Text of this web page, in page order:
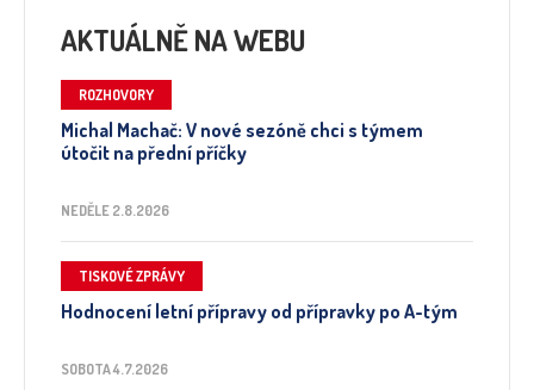
AKTUÁLNĚ NA WEBU
ROZHOVORY
Michal Machač: V nové sezóně chci s týmem
útočit na přední příčky
NEDĚLE 2.8.2026
TISKOVÉ ZPRÁVY
Hodnocení letní přípravy od přípravky po A-tým
SOBOTA 4.7.2026